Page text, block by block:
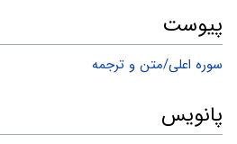
پیوست
سوره اعلی/متن و ترجمه
پانویس